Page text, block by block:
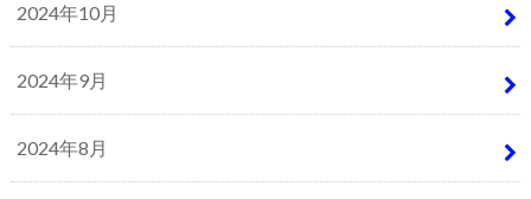
2024年10月
2024年9月
2024年8月